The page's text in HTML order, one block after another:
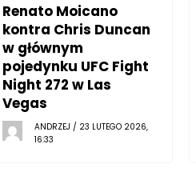
Renato Moicano
kontra Chris Duncan
w głównym
pojedynku UFC Fight
Night 272 w Las
Vegas
ANDRZEJ / 23 LUTEGO 2026,
16:33